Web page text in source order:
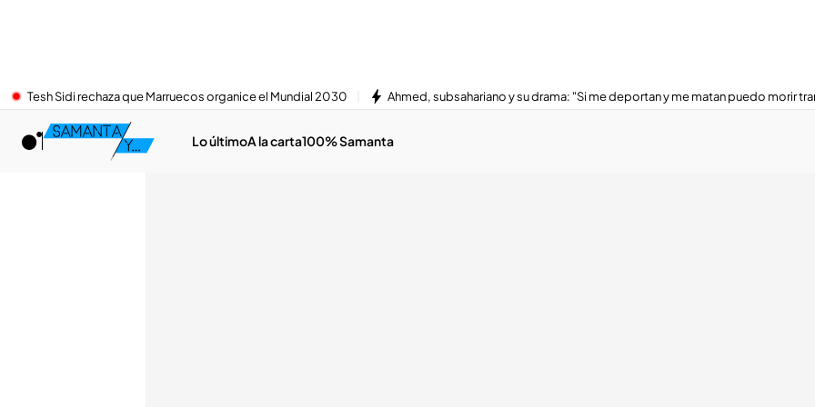
Tesh Sidi rechaza que Marruecos organice el Mundial 2030 Ahmed, subsahariano y su drama: "Si me deportan y me matan puedo morir
Lo últimoA la carta100% Samanta